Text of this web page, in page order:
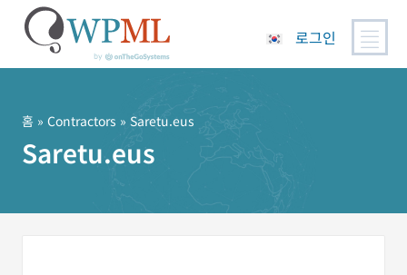
뛰
로그인
홈 » Contractors » Saretu.eus
Saretu.eus